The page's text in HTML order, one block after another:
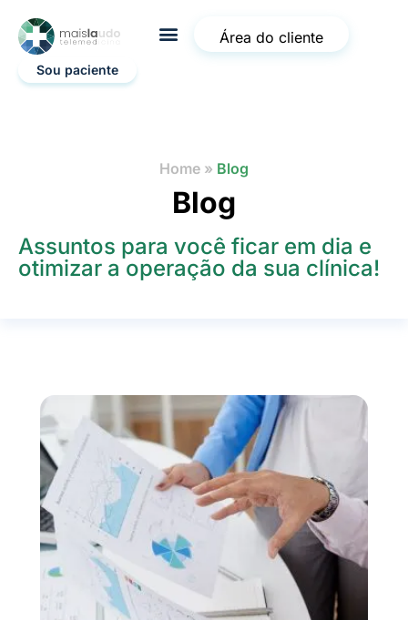
Área do cliente
Sou paciente
Home » Blog
Blog
Assuntos para você ficar em dia e
otimizar a operação da sua clínica!